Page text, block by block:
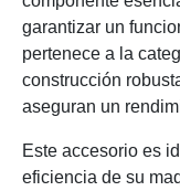
garantizar un
pertenece a la
construcción
aseguran un
Este accesorio es
eficiencia de su